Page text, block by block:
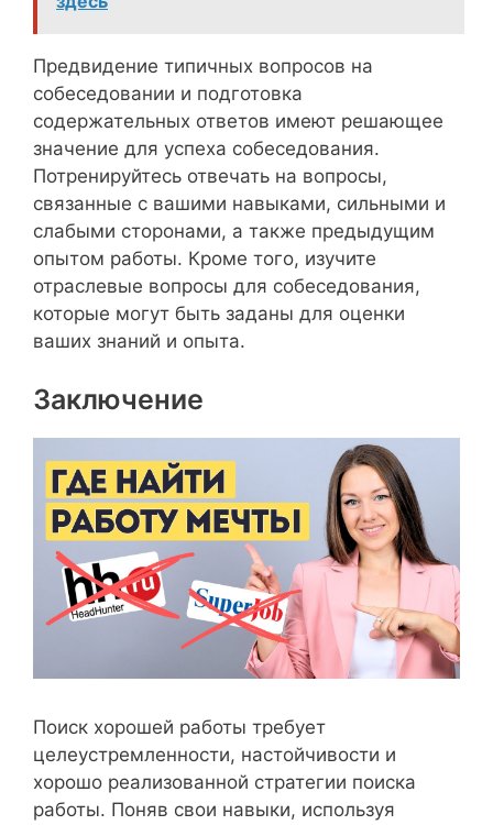
Предвидение типичных вопросов на
собеседовании и подготовка
содержательных ответов имеют решающее
значение для успеха собеседования.
Потренируйтесь отвечать на вопросы,
связанные с вашими навыками, сильными и
слабыми сторонами, а также предыдущим
опытом работы. Кроме того, изучите
отраслевые вопросы для собеседования,
которые могут быть заданы для оценки
ваших знаний и опыта.
Заключение
Поиск хорошей работы требует
целеустремленности, настойчивости и
хорошо реализованной стратегии поиска
работы. Поняв свои навыки, используя